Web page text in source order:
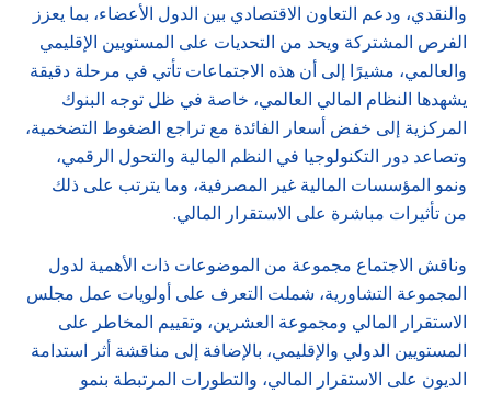
والنقدي، ودعم التعاون الاقتصادي بين الدول الأعضاء، بما يعزز
الفرص المشتركة ويحد من التحديات على المستويين الإقليمي
والعالمي، مشيرًا إلى أن هذه الاجتماعات تأتي في مرحلة دقيقة
يشهدها النظام المالي العالمي، خاصة في ظل توجه البنوك
المركزية إلى خفض أسعار الفائدة مع تراجع الضغوط التضخمية،
وتصاعد دور التكنولوجيا في النظم المالية والتحول الرقمي،
ونمو المؤسسات المالية غير المصرفية، وما يترتب على ذلك
من تأثيرات مباشرة على الاستقرار المالي.
وناقش الاجتماع مجموعة من الموضوعات ذات الأهمية لدول
المجموعة التشاورية، شملت التعرف على أولويات عمل مجلس
الاستقرار المالي ومجموعة العشرين، وتقييم المخاطر على
المستويين الدولي والإقليمي، بالإضافة إلى مناقشة أثر استدامة
الديون على الاستقرار المالي، والتطورات المرتبطة بنمو